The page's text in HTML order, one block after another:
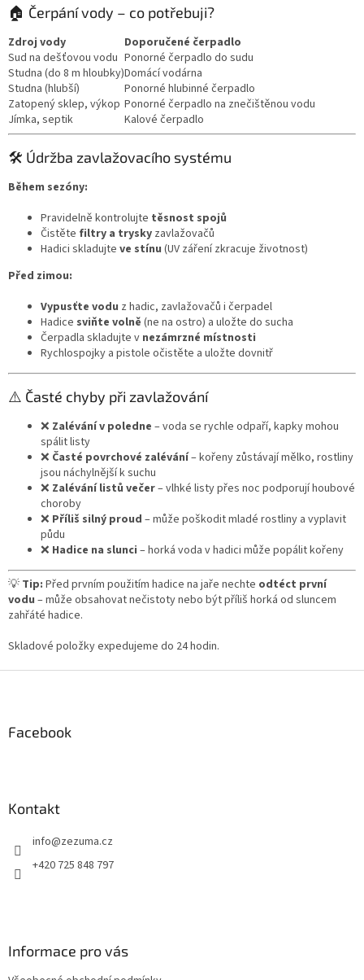
🏠 Čerpání vody – co potřebuji?
Zdroj vody
Doporučené čerpadlo
Sud na dešťovou vodu Ponorné čerpadlo do sudu
Studna (do 8 m hloubky)Domácí vodárna
Studna (hlubší)
Ponorné hlubinné čerpadlo
Zatopený sklep, výkop Ponorné čerpadlo na znečištěnou vodu
Jímka, septik
Kalové čerpadlo
🛠️ Údržba zavlažovacího systému
Během sezóny:
Pravidelně kontrolujte těsnost spojů
Čistěte filtry a trysky zavlažovačů
Hadici skladujte ve stínu (UV záření zkracuje životnost)
Před zimou:
Vypusťte vodu z hadic, zavlažovačů i čerpadel
Hadice sviňte volně (ne na ostro) a uložte do sucha
Čerpadla skladujte v nezámrzné místnosti
Rychlospojky a pistole očistěte a uložte dovnitř
⚠️ Časté chyby při zavlažování
❌ Zalévání v poledne – voda se rychle odpaří, kapky mohou
spálit listy
❌ Časté povrchové zalévání– kořeny zůstávají mělko, rostliny
jsou náchylnější k suchu
❌ Zalévání listů večer– vlhké listy přes noc podporují houbové
choroby
❌ Příliš silný proud – může poškodit mladé rostliny a vyplavit
půdu
❌ Hadice na slunci – horká voda v hadici může popálit kořeny
💡 Tip: Před prvním použitím hadice na jaře nechte odtéct první
vodu – může obsahovat nečistoty nebo být příliš horká od sluncem
zahřáté hadice.
Skladové položky expedujeme do 24 hodin.
Facebook
Kontakt
info@zezuma.cz
+420 725 848 797
Informace pro vás